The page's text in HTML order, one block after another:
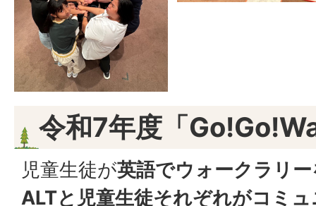
令和7年度「
児童生徒が英語でウォークラリ
ALTと児童生徒それぞれがコミ